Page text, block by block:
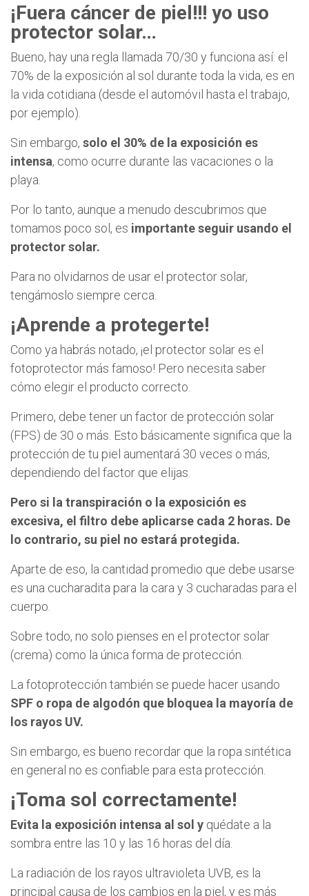
¡Fuera cáncer de piel!!! yo uso
protector solar…
Bueno, hay una regla llamada 70/30 y funciona así: el
70% de la exposición al sol durante toda la vida, es en
la vida cotidiana (desde el automóvil hasta el trabajo,
por ejemplo).
Sin embargo, solo el 30% de la exposición es
intensa, como ocurre durante las vacaciones o la
playa.
Por lo tanto, aunque a menudo descubrimos que
tomamos poco sol, es importante seguir usando el
protector solar.
Para no olvidarnos de usar el protector solar,
tengámoslo siempre cerca.
¡Aprende a protegerte!
Como ya habrás notado, ¡el protector solar es el
fotoprotector más famoso! Pero necesita saber
cómo elegir el producto correcto.
Primero, debe tener un factor de protección solar
(FPS) de 30 o más. Esto básicamente significa que la
protección de tu piel aumentará 30 veces o más,
dependiendo del factor que elijas.
Pero si la transpiración o la exposición es
excesiva, el filtro debe aplicarse cada 2 horas. De
lo contrario, su piel no estará protegida.
Aparte de eso, la cantidad promedio que debe usarse
es una cucharadita para la cara y 3 cucharadas para el
cuerpo.
Sobre todo, no solo pienses en el protector solar
(crema) como la única forma de protección.
La fotoprotección también se puede hacer usando
SPF o ropa de algodón que bloquea la mayoría de
los rayos UV.
Sin embargo, es bueno recordar que la ropa sintética
en general no es confiable para esta protección.
¡Toma sol correctamente!
Evita la exposición intensa al sol y quédate a la
sombra entre las 10 y las 16 horas del día.
La radiación de los rayos ultravioleta UVB, es la
principal causa de los cambios en la piel, y es más